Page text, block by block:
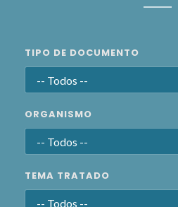
TIPO DE DOCUMENTO
ORGANISMO
TEMA TRATADO